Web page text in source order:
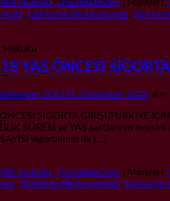
Hukuku
Hukuku,Uncategorized Markiert
, türkische Rechtsanwalt,
YAŞ ÖNCESİ
201731. Dezember 2021 von
SİGORTA GİRİŞİ TÜRKİYE
SÜRESİ ve YAŞ şartlarının
sigortalının ilk […]
Hukuku, Uncategorized Markiert
, türkische Rechtsanwalt, türkische